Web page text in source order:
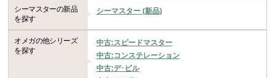
シーマスターの新品
を探す
シーマスター (新品)
オメガの他シリーズ
を探す
中古:スピードマスター
中古:コンステレーション
中古:デ･ビル